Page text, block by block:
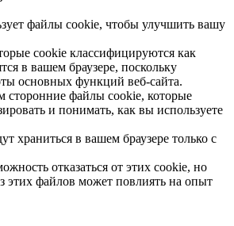
файлы cookie, чтобы улучшить вашу
cookie классифицируются как
в вашем браузере, поскольку
основных функций веб-сайта.
сторонние файлы cookie, которые
и понимать, как вы используете
храниться в вашем браузере только с
отказаться от этих cookie, но
этих файлов может повлиять на опыт